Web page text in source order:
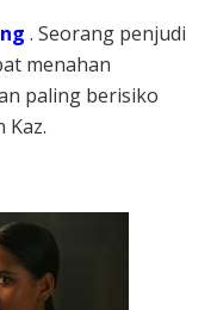
. Seorang penjudi
menahan
paling berisiko
Kaz.